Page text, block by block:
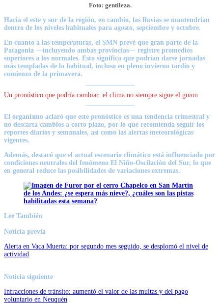
Foto: gentileza.
Hacia el este y sur de la región, en cambio, las lluvias se mantendrían
dentro de los niveles habituales para agosto, septiembre y octubre.
En cuanto a las temperaturas, el SMN prevé que gran parte de la
Patagonia —incluyendo ambas provincias— registre promedios
superiores a los normales. Esto significa que podrían darse jornadas
más templadas de lo habitual, incluso en pleno invierno tardío y
comienzo de la primavera.
Un pronóstico que podría cambiar: el clima no siempre sigue el guion
El organismo aclaró que este pronóstico es una tendencia trimestral y
no descarta cambios a corto plazo, por lo que recomienda seguir los
reportes diarios y semanales, así como las alertas meteorológicas
vigentes.
Además, destacó que el actual escenario climático está influenciado por
condiciones neutrales del fenómeno El Niño-Oscilación del Sur, lo que
en general reduce las posibilidades de variaciones extremas.
Lee También
Noticia previa
Alerta en Vaca Muerta: por segundo mes seguido, se desplomó el nivel de
actividad
Noticia siguiente
Infracciones de tránsito: aumentó el valor de las multas y del pago
voluntario en Neuquén